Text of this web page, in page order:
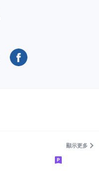
顯示更多